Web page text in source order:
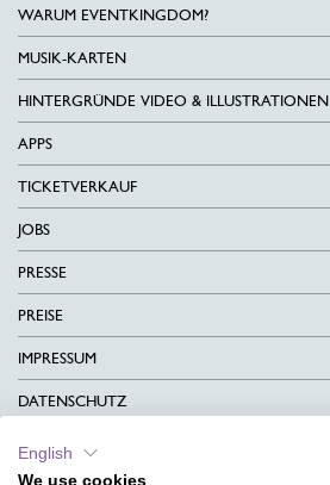
WARUM EVENTKINGDOM?
MUSIK-KARTEN
HINTERGRÜNDE VIDEO & ILLUSTRATIONEN
APPS
TICKETVERKAUF
JOBS
PRESSE
PREISE
IMPRESSUM
DATENSCHUTZ
KONTAKT
English
We use cookies